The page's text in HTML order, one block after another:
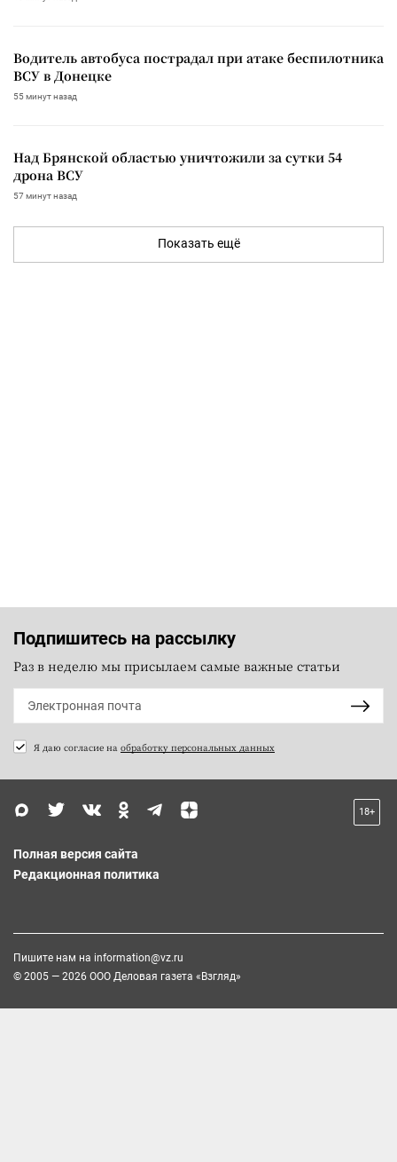
Водитель автобуса пострадал при атаке беспилотника
ВСУ в Донецке
55 минут назад
Над Брянской областью уничтожили за сутки 54
дрона ВСУ
57 минут назад
Показать ещё
Подпишитесь на рассылку
Раз в неделю мы присылаем самые важные статьи
Я даю согласие на обработку персональных данных
18+
Полная версия сайта
Редакционная политика
Пишите нам на information@vz.ru
© 2005 — 2026 ООО Деловая газета «Взгляд»